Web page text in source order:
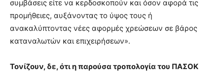
συμβάσεις είτε να κερδοσκοπούν και όσον αφορά τις
προμήθειες, αυξάνοντας το ύψος τους ή
ανακαλύπτοντας νέες αφορμές χρεώσεων σε βάρος
καταναλωτών και επιχειρήσεων».
Τονίζουν, δε, ότι η παρούσα τροπολογία του ΠΑΣΟΚ